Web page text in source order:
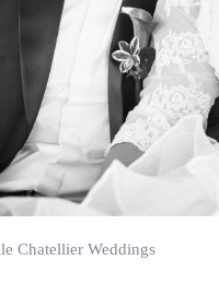
Chatellier Weddings